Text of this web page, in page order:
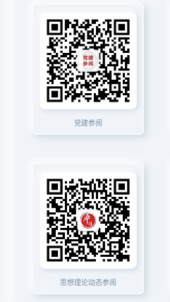
党建参阅
思想理论动态参阅